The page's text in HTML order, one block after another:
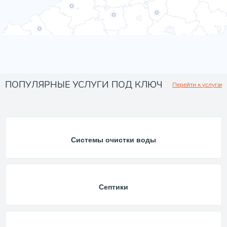
ПОПУЛЯРНЫЕ УСЛУГИ ПОД КЛЮЧ Перейти к услугам
Системы очистки воды
Септики